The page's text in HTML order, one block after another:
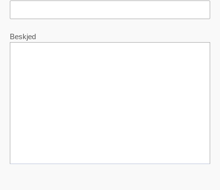
Beskjed